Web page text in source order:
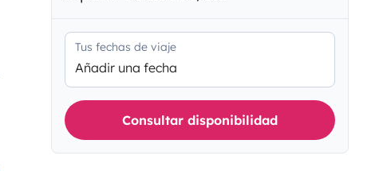
Tus fechas de viaje
Añadir una fecha
Consultar disponibilidad